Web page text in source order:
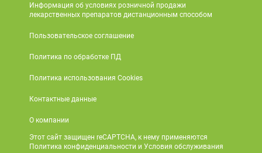
Информация об условиях розничной продажи
лекарственных препаратов дистанционным способом
Пользовательское соглашение
Политика по обработке ПД
Политика использования Cookies
Контактные данные
О компании
Этот сайт защищен reCAPTCHA, к нему применяются
Политика конфиденциальности и Условия обслуживания